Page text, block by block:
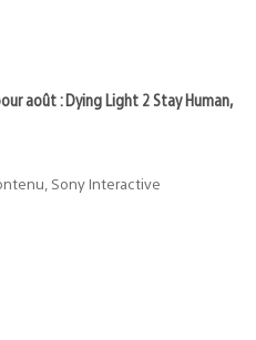
août : Dying Light 2 Stay Human,
Sony Interactive